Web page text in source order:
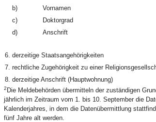
b)
Vornamen
c)
Doktorgrad
d)
Anschrift
6. derzeitige Staatsangehörigkeiten
7. rechtliche Zugehörigkeit zu einer
8. derzeitige Anschrift (Hauptwohnung)
2 Die Meldebehörden übermitteln der zuständigen
jährlich im Zeitraum vom 1. bis 10. September die
Kalenderjahres, in dem die Datenübermittlung
fünf Jahre alt werden.